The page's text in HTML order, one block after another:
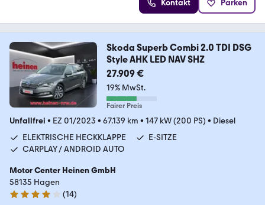
Kontakt Parken
Skoda Superb Combi 2.0 TDI DSG
Style AHK LED NAV SHZ
27.909 €
19% MwSt.
Fairer Preis
Unfallfrei • EZ 01/2023 • 67.139 km • 147 kW (200 PS) • Diesel
ELEKTRISCHE HECKKLAPPE
E-SITZE
CARPLAY / ANDROID AUTO
Motor Center Heinen GmbH
58135 Hagen
4 Sterne
(14)